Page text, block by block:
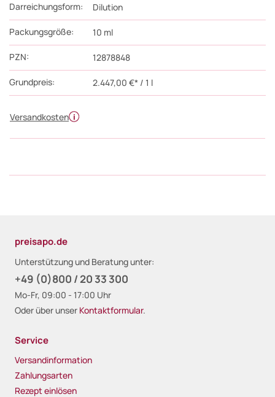
Versandkosten
Darreichungsform: Dilution
Packungsgröße: 10 ml
PZN: 12878848
Grundpreis: 2.447,00 €* / 1 l
preisapo.de
Unterstützung und Beratung unter:
+49 (0)800 / 20 33 300
Mo-Fr, 09:00 - 17:00 Uhr
Oder über unser Kontaktformular.
Service
Versandinformation
Zahlungsarten
Rezept einlösen